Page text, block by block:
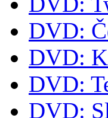
DVD:
DVD:
DVD:
DVD: